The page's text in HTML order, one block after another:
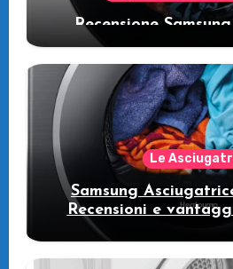
Recensione
WW11DB7B94GE/
intelligente che fa
Le
Samsung
Recensioni e